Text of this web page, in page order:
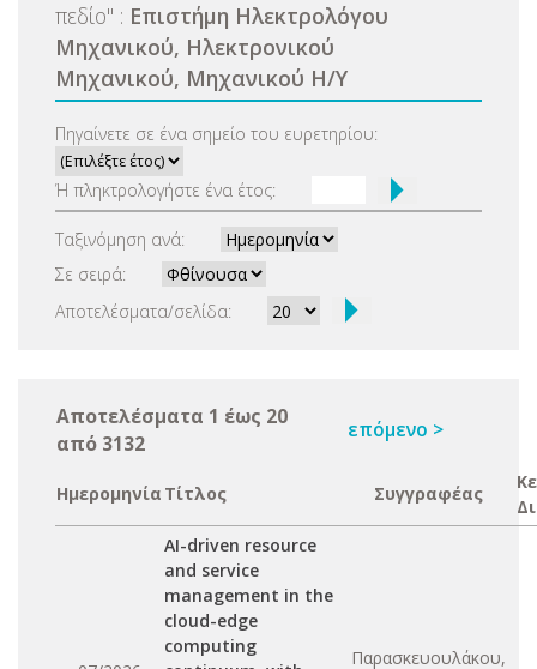
πεδίο" : Επιστήμη Ηλεκτρολόγου
Μηχανικού, Ηλεκτρονικού
Μηχανικού, Μηχανικού Η/Υ
Πηγαίνετε σε ένα σημείο του ευρετηρίου:
Ή πληκτρολογήστε ένα έτος:
Ταξινόμηση ανά:
Σε σειρά:
Αποτελέσματα/σελίδα:
Αποτελέσματα 1 έως 20
από 3132
επόμενο >
Ημερομηνία Τίτλος Συγγραφέας
AI-driven resource
and service
management in the
cloud-edge
computing
Παρασκευουλάκου,